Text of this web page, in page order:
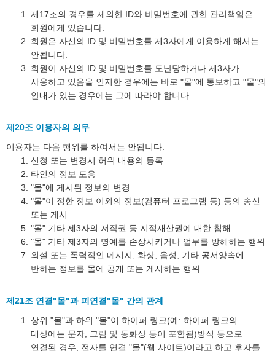
제17조의 경우를 제외한 ID와 비밀번호에 관한 관리책임은
회원에게 있습니다.
회원은 자신의 ID 및 비밀번호를 제3자에게 이용하게 해서는
안됩니다.
회원이 자신의 ID 및 비밀번호를 도난당하거나 제3자가
사용하고 있음을 인지한 경우에는 바로 "몰"에 통보하고 "몰"의
안내가 있는 경우에는 그에 따라야 합니다.
제20조 이용자의 의무
이용자는 다음 행위를 하여서는 안됩니다.
신청 또는 변경시 허위 내용의 등록
타인의 정보 도용
"몰"에 게시된 정보의 변경
"몰"이 정한 정보 이외의 정보(컴퓨터 프로그램 등) 등의 송신
또는 게시
"몰" 기타 제3자의 저작권 등 지적재산권에 대한 침해
"몰" 기타 제3자의 명예를 손상시키거나 업무를 방해하는 행위
외설 또는 폭력적인 메시지, 화상, 음성, 기타 공서양속에
반하는 정보를 몰에 공개 또는 게시하는 행위
제21조 연결"몰"과 피연결"몰" 간의 관계
상위 "몰"과 하위 "몰"이 하이퍼 링크(예: 하이퍼 링크의
대상에는 문자, 그림 및 동화상 등이 포함됨)방식 등으로
연결된 경우, 전자를 연결 "몰"(웹 사이트)이라고 하고 후자를